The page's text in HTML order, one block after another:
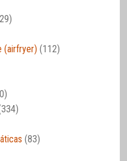
(airfryer) (112)
(83)